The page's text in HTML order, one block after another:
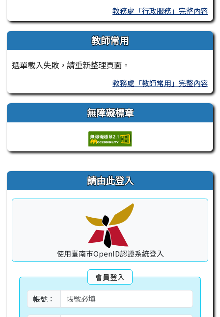
教務處「行政服務」完整內容
教師常用
選單載入失敗，請重新整理頁面。
教務處「教師常用」完整內容
無障礙標章
右邊區域內容 請由此登入
使用臺南市OpenID認證系統登入
會員登入
帳號：